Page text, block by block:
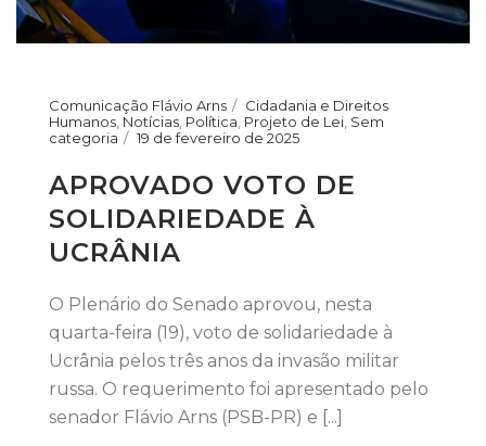
Comunicação Flávio Arns
Cidadania e Direitos
Humanos Notícias Política Projeto de Lei Sem
categoria
19 de fevereiro de 2025
APROVADO VOTO DE
SOLIDARIEDADE À
UCRÂNIA
O Plenário do Senado aprovou, nesta
quarta-feira (19), voto de solidariedade à
Ucrânia pelos três anos da invasão militar
russa. O requerimento foi apresentado pelo
senador Flávio Arns (PSB-PR) e [...]